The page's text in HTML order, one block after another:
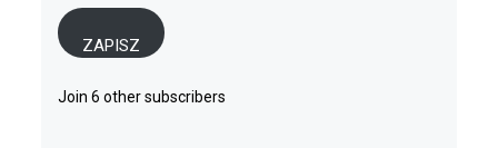
ZAPISZ
Join 6 other subscribers